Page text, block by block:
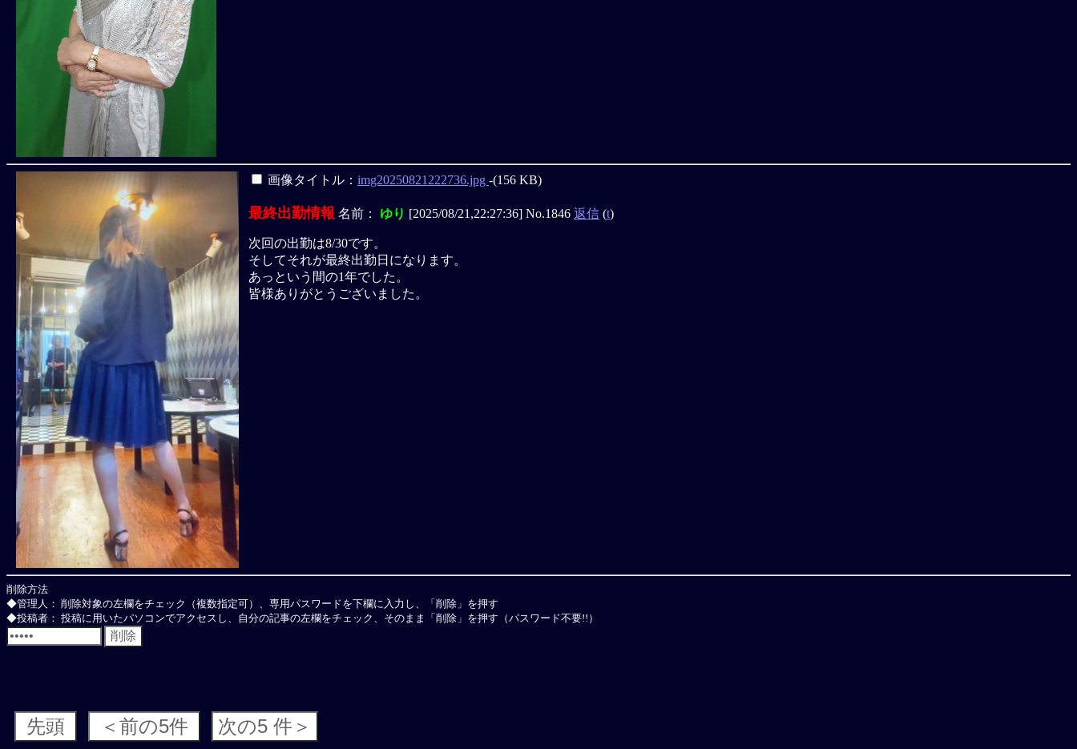
画像タイトル： img20250821222736.jpg -(156 KB)
最終出勤情報 名前： ゆり [2025/08/21,22:27:36] No.1846 返信 (t)
次回の出勤は8/30です。
そしてそれが最終出勤日になります。
あっという間の1年でした。
皆様ありがとうございました。
削除方法
◆管理人： 削除対象の左欄をチェック（複数指定可）、専用パスワードを下欄に入力し、「削除」を押す
◆投稿者： 投稿に用いたパソコンでアクセスし、自分の記事の左欄をチェック、そのまま「削除」を押す（パスワード不要!!）